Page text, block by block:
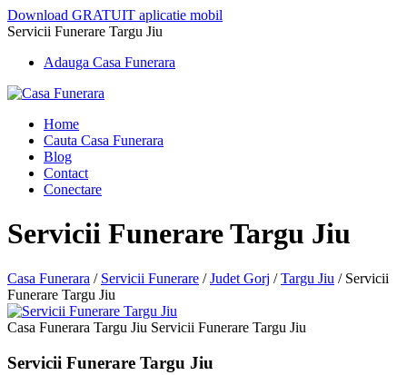
Download GRATUIT aplicatie mobil
Servicii Funerare Targu Jiu
Adauga Casa Funerara
Home
Cauta Casa Funerara
Blog
Contact
Conectare
Servicii Funerare Targu Jiu
Casa Funerara / Servicii Funerare /Judet Gorj /Targu Jiu / Servicii
Funerare Targu Jiu
Casa Funerara Targu Jiu Servicii Funerare Targu Jiu
Servicii Funerare Targu Jiu